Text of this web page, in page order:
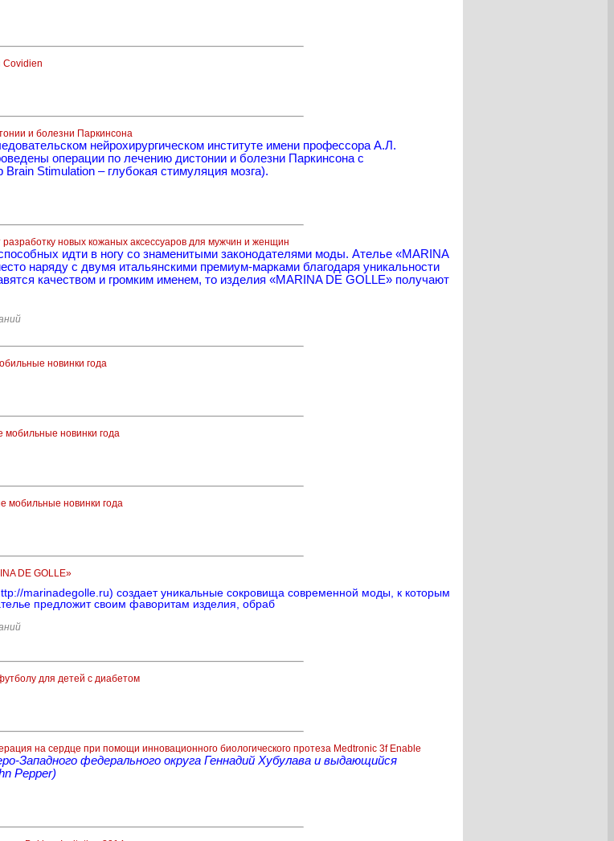
Covidien
и болезни Паркинсона
нейрохирургическом институте имени профессора А.Л.
операции по лечению дистонии и болезни Паркинсона с
Stimulation – глубокая стимуляция мозга).
разработку новых кожаных аксессуаров для мужчин и женщин
идти в ногу со знаменитыми законодателями моды. Ателье «MARINA
наряду с двумя итальянскими премиум-марками благодаря уникальности
качеством и громким именем, то изделия «MARINA DE GOLLE» получают
новинки года
мобильные новинки года
мобильные новинки года
DE GOLLE»
marinadegolle.ru) создает уникальные сокровища современной моды, к которым
предложит своим фаворитам изделия, обраб
для детей с диабетом
на сердце при помощи инновационного биологического протеза Medtronic 3f Enable
Западного федерального округа Геннадий Хубулава и выдающийся
Pepper)